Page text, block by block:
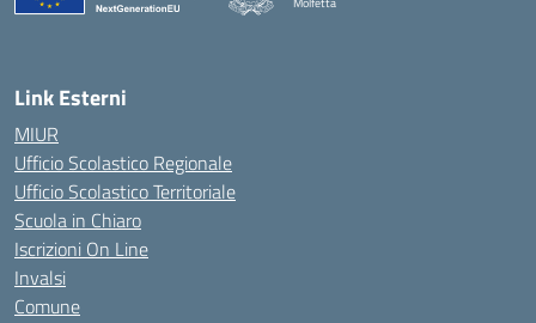
Link Esterni
MIUR
Ufficio Scolastico Regionale
Ufficio Scolastico Territoriale
Scuola in Chiaro
Iscrizioni On Line
Invalsi
Comune